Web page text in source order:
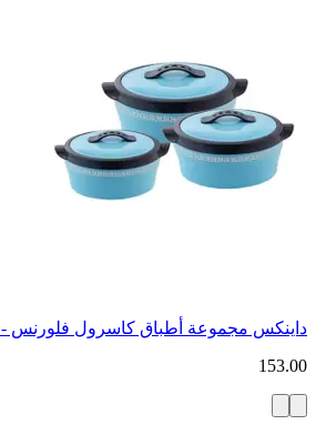
داينكس مجموعة أطباق كاسرول فلورنس - 3 قطع
153.00